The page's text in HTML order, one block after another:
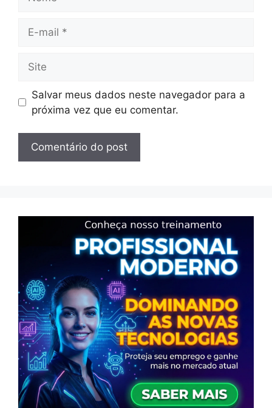
mail
Salvar meus dados neste navegador para a
próxima vez que eu comentar.
×